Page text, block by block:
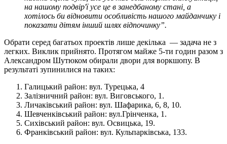
на нашому подвір'ї усе це в занедбаному стані, а
хотілось би відновити особливість нашого майданчику і
показати дітям інший шлях відпочинку”.
Обрати серед багатьох проектів лише декілька — задача не з
легких. Виклик прийнято. Протягом майже 5-ти годин разом з
Александром Шутюком обирали двори для воркшопу. В
результаті зупинилися на таких:
Галицький район: вул. Турецька, 4
Залізничний район: вул. Виговського, 1.
Личаківський район: вул. Шафарика, 6, 8, 10.
Шевченківський район: вул.Грінченка, 1.
Сихівський район: вул. Освицька, 19.
Франківський район: вул. Кульпарківська, 133.